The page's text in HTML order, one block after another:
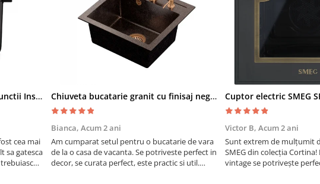
Oala de gatit multicooker 11 functii Instant Pot Pro Crisp 8 + Air Fryer 7.6 lt
cea mai
sa gatesca
Chiuveta bucatarie granit cu finisaj negru perlat/cupru Steingran Art Copper cu dozator si baterie Quadron
Bianca, Acum 2 ani
Am cumparat setul pentru o bucatarie de vara
de la o casa de vacanta. Se potriveste perfect in
decor, se curata perfect, este practic si util.
Victor B, Acum 2 ani
Sunt extrem de mulțumit
SMEG din colecția Cortina!
vintage se potrivește